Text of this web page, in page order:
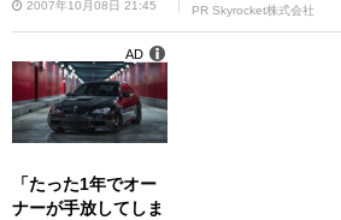
2007年10月08日 21:45 PR Skyrocket株式会社
「たった1年でオー
ナーが手放してしま
AD